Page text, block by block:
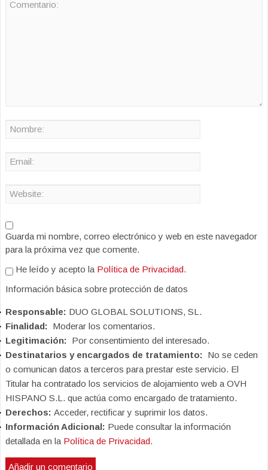
Guarda mi nombre, correo electrónico y web en este navegador
para la próxima vez que comente.
He leído y acepto la Política de Privacidad.
Información básica sobre protección de datos
Responsable: DUO GLOBAL SOLUTIONS, SL.
Finalidad: Moderar los comentarios.
Legitimación: Por consentimiento del interesado.
Destinatarios y encargados de tratamiento: No se ceden
o comunican datos a terceros para prestar este servicio. El
Titular ha contratado los servicios de alojamiento web a OVH
HISPANO S.L. que actúa como encargado de tratamiento.
Derechos: Acceder, rectificar y suprimir los datos.
Información Adicional: Puede consultar la información
detallada en la Política de Privacidad.